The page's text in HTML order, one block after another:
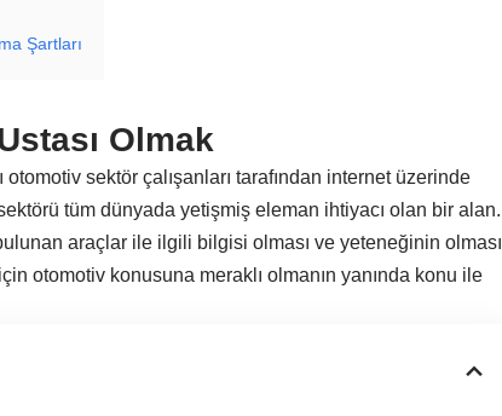
Şartları
Olmak
otomotiv sektör çalışanları tarafından internet üzerinde
tüm dünyada yetişmiş eleman ihtiyacı olan bir alan.
araçlar ile ilgili bilgisi olması ve yeteneğinin olması
otomotiv konusuna meraklı olmanın yanında konu ile